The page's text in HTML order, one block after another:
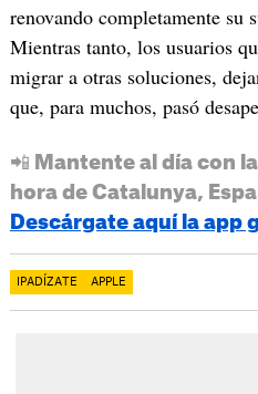
renovando completamente su
Mientras tanto, los usuarios
migrar a otras soluciones,
que, para muchos, pasó
📲 Mantente al día con
hora de Catalunya,
Descárgate aquí la app
IPADÍZATE APPLE